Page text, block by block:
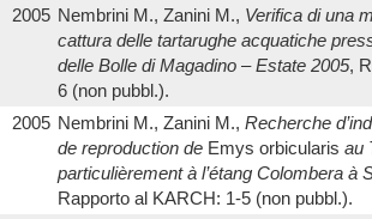
2005 Nembrini M., Zanini M., Verifica di una
cattura delle tartarughe acquatiche
delle Bolle di Magadino – Estate 2005,
6 (non pubbl.).
2005 Nembrini M., Zanini M., Recherche
de reproduction de Emys orbicularis au
particulièrement à l’étang Colombera à
Rapporto al KARCH: 1-5 (non pubbl.).